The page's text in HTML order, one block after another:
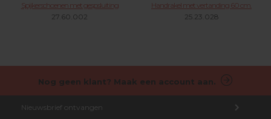
Spijkerschoenen met gespsluiting
27.60.002
Handrakel met vertanding 60 cm.
25.23.028
Nog geen klant? Maak een account aan.
Nieuwsbrief ontvangen